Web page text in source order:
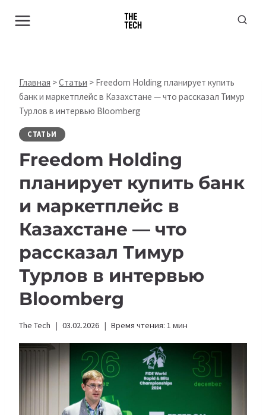
Главная >Статьи > Freedom Holding планирует купить
банк и маркетплейс в Казахстане — что рассказал Тимур
Турлов в интервью Bloomberg
СТАТЬИ
Freedom Holding
планирует купить банк
и маркетплейс в
Казахстане — что
рассказал Тимур
Турлов в интервью
Bloomberg
The Tech 03.02.2026 Время чтения: 1 мин